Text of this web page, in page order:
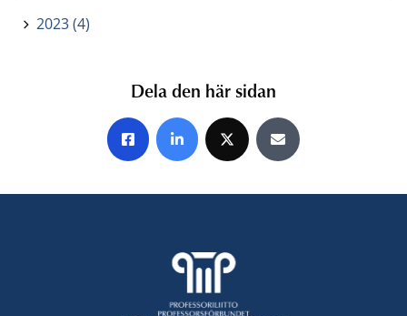
2023 (4)
Dela den här sidan
Share on Facebook
Share on LinkedIn
Share on XShare by E-mail